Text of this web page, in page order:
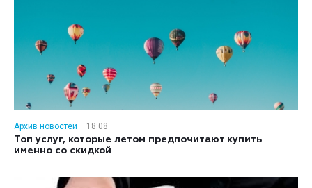
Архив новостей
18:08
Топ услуг, которые летом предпочитают купить
именно со скидкой